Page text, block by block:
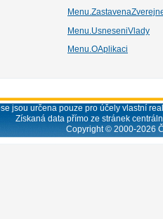
Menu.UsneseniVlady
Menu.OAplikaci
jsou určena pouze pro účely vlastní
Získaná data přímo ze stránek
Copyright © 2000-2026